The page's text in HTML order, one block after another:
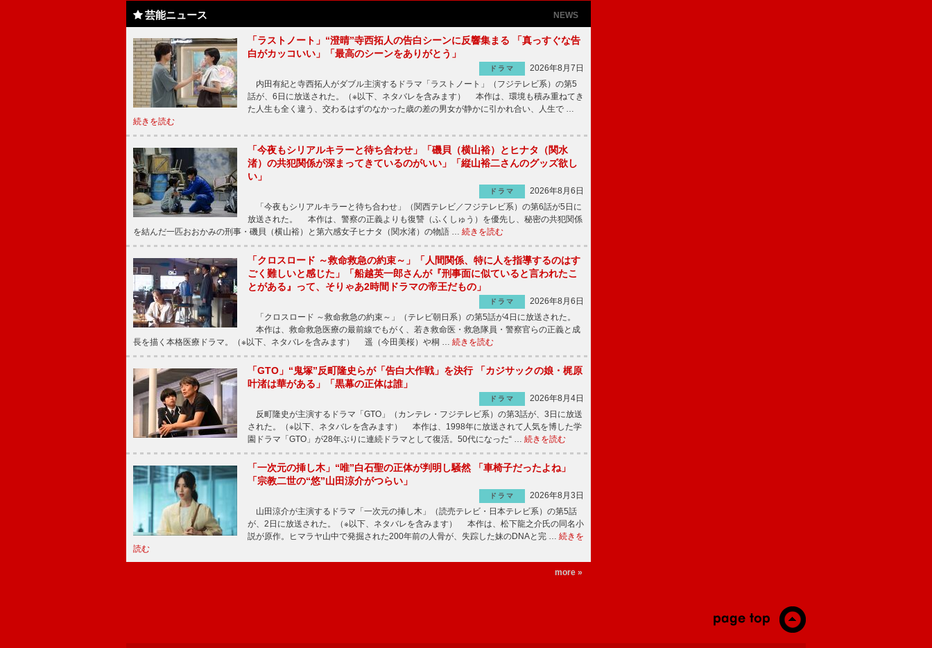
芸能ニュース NEWS
「ラストノート」“澄晴”寺西拓人の告白シーンに反響集まる 「真っすぐな告
白がカッコいい」「最高のシーンをありがとう」
ドラマ
2026年8月7日
内田有紀と寺西拓人がダブル主演するドラマ「ラストノート」（フジテレビ系）の第5
話が、6日に放送された。（※以下、ネタバレを含みます） 本作は、環境も積み重ねてき
た人生も全く違う、交わるはずのなかった歳の差の男女が静かに引かれ合い、人生で …
続きを読む
「今夜もシリアルキラーと待ち合わせ」「磯貝（横山裕）とヒナタ（関水
渚）の共犯関係が深まってきているのがいい」「縦山裕二さんのグッズ欲し
い」
ドラマ
2026年8月6日
「今夜もシリアルキラーと待ち合わせ」（関西テレビ／フジテレビ系）の第6話が5日に
放送された。 本作は、警察の正義よりも復讐（ふくしゅう）を優先し、秘密の共犯関係
を結んだ一匹おおかみの刑事・磯貝（横山裕）と第六感女子ヒナタ（関水渚）の物語 … 続きを読む
「クロスロード ～救命救急の約束～」「人間関係、特に人を指導するのはす
ごく難しいと感じた」「船越英一郎さんが『刑事面に似ていると言われたこ
とがある』って、そりゃあ2時間ドラマの帝王だもの」
ドラマ
2026年8月6日
「クロスロード ～救命救急の約束～」（テレビ朝日系）の第5話が4日に放送された。
本作は、救命救急医療の最前線でもがく、若き救命医・救急隊員・警察官らの正義と成
長を描く本格医療ドラマ。（※以下、ネタバレを含みます） 遥（今田美桜）や桐 … 続きを読む
「GTO」“鬼塚”反町隆史らが「告白大作戦」を決行 「カジサックの娘・梶原
叶渚は華がある」「黒幕の正体は誰」
ドラマ
2026年8月4日
反町隆史が主演するドラマ「GTO」（カンテレ・フジテレビ系）の第3話が、3日に放送
された。（※以下、ネタバレを含みます） 本作は、1998年に放送されて人気を博した学
園ドラマ「GTO」が28年ぶりに連続ドラマとして復活。50代になった“ … 続きを読む
「一次元の挿し木」“唯”白石聖の正体が判明し騒然 「車椅子だったよね」
「宗教二世の“悠”山田涼介がつらい」
ドラマ
2026年8月3日
山田涼介が主演するドラマ「一次元の挿し木」（読売テレビ・日本テレビ系）の第5話
が、2日に放送された。（※以下、ネタバレを含みます） 本作は、松下龍之介氏の同名小
説が原作。ヒマラヤ山中で発掘された200年前の人骨が、失踪した妹のDNAと完 … 続きを
読む
more »